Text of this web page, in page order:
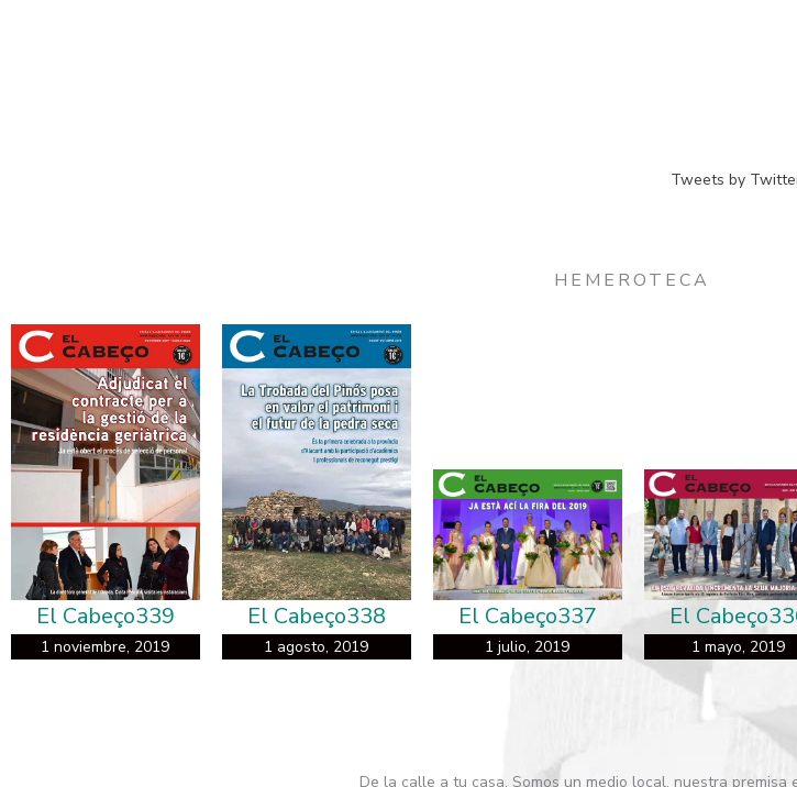
Tweets by
HEMEROTECA
El Cabeço339
1 noviembre, 2019
El Cabeço338
1 agosto, 2019
El Cabeço337
1 julio, 2019
El
1 mayo, 2019
De la calle a tu casa. Somos un medio local, nuestra premisa